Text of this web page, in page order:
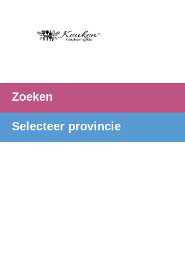
Zoeken
Selecteer provincie